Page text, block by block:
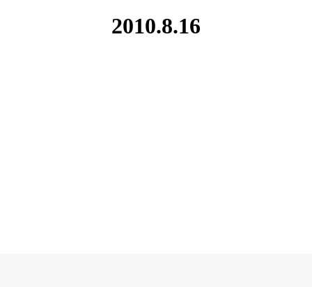
2010.8.16